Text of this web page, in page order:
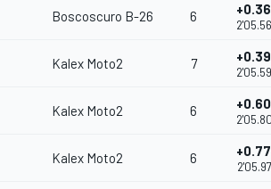
Boscoscuro B-26 6
Kalex Moto2 7
Kalex Moto2 6
Kalex Moto2 6